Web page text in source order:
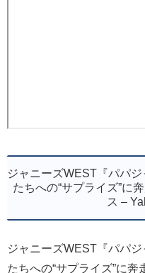
ジャニーズWEST『パパ
たちへの“サプライズ”に
ス –
ジャニーズWEST『パパ
たちへの“サプライズ”に